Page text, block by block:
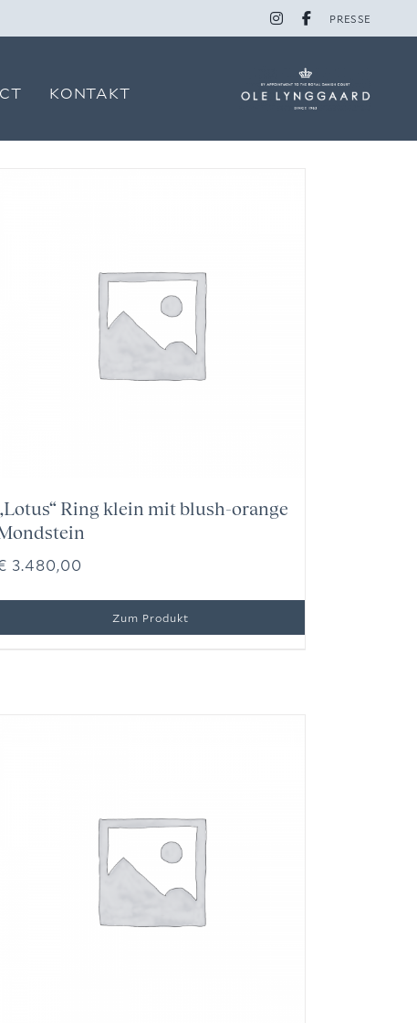
PRESSE
KONTAKT
Ring klein mit blush-orange
3.480,00